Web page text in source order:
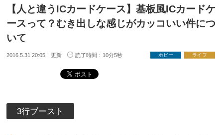
【人と違うICカードケース】基板風ICカードケ
ースって？むき出しな感じがカッコいい件につ
いて
2016.5.31 20:05 更新 読了時間：10分5秒 ホビー ライフ
3行ブースト